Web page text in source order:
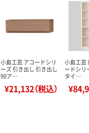
小島工芸 アコードシリ
ーズ 引き出し 引き出し
90ア…
¥21,132（税込）
小島工芸
ードシリ
タイ…